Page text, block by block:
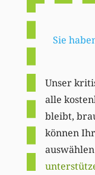
Sie
Unser
alle
bleibt,
können